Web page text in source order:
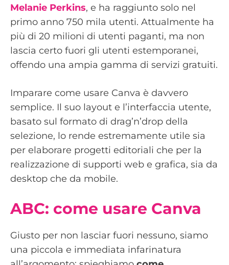
Melanie Perkins, e ha raggiunto solo nel
primo anno 750 mila utenti. Attualmente ha
più di 20 milioni di utenti paganti, ma non
lascia certo fuori gli utenti estemporanei,
offendo una ampia gamma di servizi gratuiti.
Imparare come usare Canva è davvero
semplice. Il suo layout e l’interfaccia utente,
basato sul formato di drag’n’drop della
selezione, lo rende estremamente utile sia
per elaborare progetti editoriali che per la
realizzazione di supporti web e grafica, sia da
desktop che da mobile.
ABC: come usare Canva
Giusto per non lasciar fuori nessuno, siamo
una piccola e immediata infarinatura